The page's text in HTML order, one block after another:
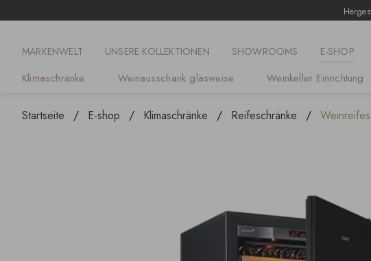
MARKENWELT UNSERE KOLLEKTIONEN SHOWROOMS E-SHOP
Klimaschränke Weinausschank glasweise Weinkeller Einrichtung
Startseite E-shop Klimaschränke Reifeschränke